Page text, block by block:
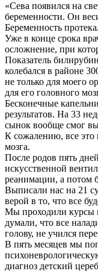
«Сева появился на
беременности. Он
Беременность
Уже в конце срока
осложнение, при
Показатель
колебался в районе
не только для моего
для его головного
Бесконечные
результатов. На 33
сынок вообще смог
К сожалению, все это
мозга.
После родов пять
искусственной
реанимации, а потом
Выписали нас на 21
верой в то, что все
Мы проходили курсы
думали, что все
голову, не учился
В пять месяцев мы
диагноз детский